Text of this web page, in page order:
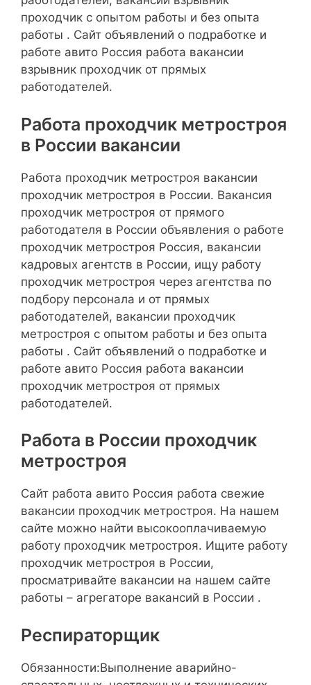
проходчик с опытом работы и без опыта
работы . Сайт объявлений о подработке и
работе авито Россия работа вакансии
взрывник проходчик от прямых
работодателей.
Работа проходчик метростроя
в России вакансии
Работа проходчик метростроя вакансии
проходчик метростроя в России. Вакансия
проходчик метростроя от прямого
работодателя в России объявления о работе
проходчик метростроя Россия, вакансии
кадровых агентств в России, ищу работу
проходчик метростроя через агентства по
подбору персонала и от прямых
работодателей, вакансии проходчик
метростроя с опытом работы и без опыта
работы . Сайт объявлений о подработке и
работе авито Россия работа вакансии
проходчик метростроя от прямых
работодателей.
Работа в России проходчик
метростроя
Сайт работа авито Россия работа свежие
вакансии проходчик метростроя. На нашем
сайте можно найти высокооплачиваемую
работу проходчик метростроя. Ищите работу
проходчик метростроя в России,
просматривайте вакансии на нашем сайте
работы – агрегаторе вакансий в России .
Респираторщик
Обязанности:Выполнение аварийно-